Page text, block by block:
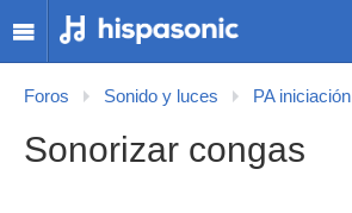
Foros Sonido y luces PA iniciación
Sonorizar congas